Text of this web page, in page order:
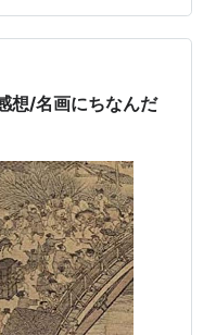
戦から生還し、ジーク
して物語の最後では、
想/名画にちなんだ